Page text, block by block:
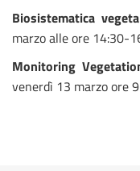
Biosistematica
marzo alle ore 14:30-
Monitoring
venerdì 13 marzo ore